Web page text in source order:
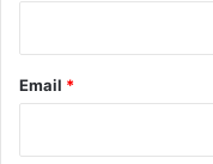
Email *